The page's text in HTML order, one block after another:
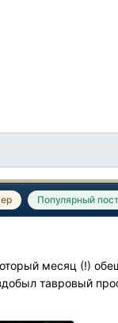
Популярный пост
месяц (!)
тавровый